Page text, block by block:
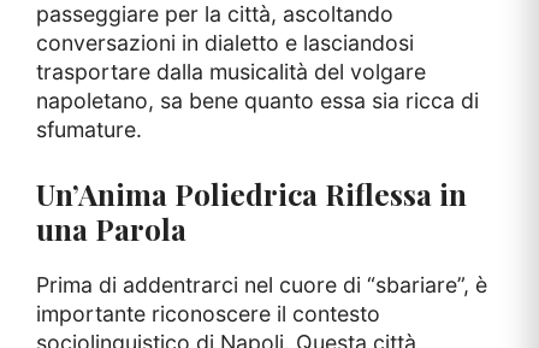
passeggiare per la città, ascoltando
conversazioni in dialetto e lasciandosi
trasportare dalla musicalità del volgare
napoletano, sa bene quanto essa sia ricca di
sfumature.
Un’Anima Poliedrica Riflessa in
una Parola
Prima di addentrarci nel cuore di “sbariare”, è
importante riconoscere il contesto
sociolinguistico di Napoli. Questa città